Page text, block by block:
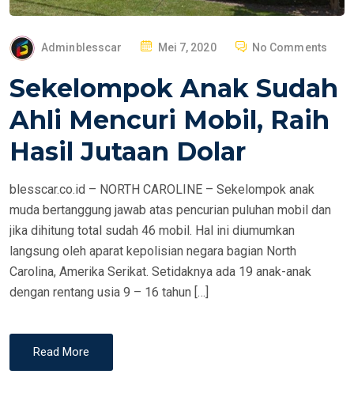
Adminblesscar
P
S
E
D
N
Mei 7, 2020 No Comments
Sekelompok Anak Sudah
Ahli Mencuri Mobil, Raih
Hasil Jutaan Dolar
blesscar.co.id – NORTH CAROLINE – Sekelompok anak
muda bertanggung jawab atas pencurian puluhan mobil dan
jika dihitung total sudah 46 mobil. Hal ini diumumkan
langsung oleh aparat kepolisian negara bagian North
Carolina, Amerika Serikat. Setidaknya ada 19 anak-anak
dengan rentang usia 9 – 16 tahun […]
Read More